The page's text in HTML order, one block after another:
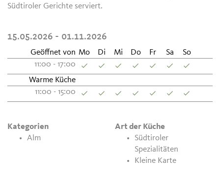
Südtiroler Gerichte serviert.
15.05.2026 - 01.11.2026
Geöffnet von Mo Di Mi Do Fr Sa
So
11:00 - 17:00
Warme Küche
11:00 - 15:00
Kategorien
Alm
Art der Küche
Südtiroler
Spezialitäten
Kleine Karte